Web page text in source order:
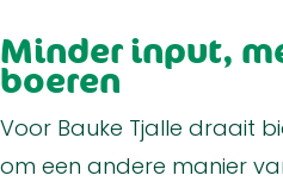
Minder input,
boeren
Voor Bauke Tjalle draait
om een andere manier